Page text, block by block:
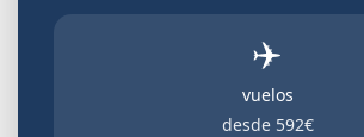
✈️
vuelos
desde 592€